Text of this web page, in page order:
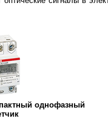
однофазный